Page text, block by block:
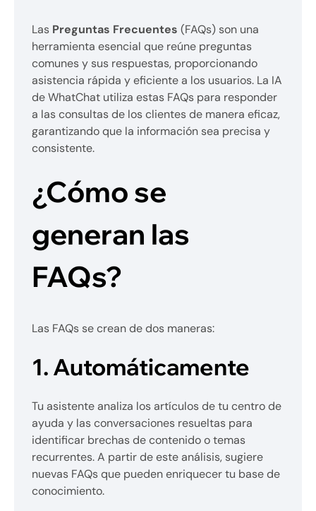
Las Preguntas Frecuentes (FAQs) son una
herramienta esencial que reúne preguntas
comunes y sus respuestas, proporcionando
asistencia rápida y eficiente a los usuarios. La IA
de WhatChat utiliza estas FAQs para responder
a las consultas de los clientes de manera eficaz,
garantizando que la información sea precisa y
consistente.
¿Cómo se
generan las
FAQs?
Las FAQs se crean de dos maneras:
1. Automáticamente
Tu asistente analiza los artículos de tu centro de
ayuda y las conversaciones resueltas para
identificar brechas de contenido o temas
recurrentes. A partir de este análisis, sugiere
nuevas FAQs que pueden enriquecer tu base de
conocimiento.